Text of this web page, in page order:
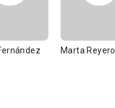
Marta Reyero